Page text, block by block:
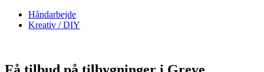
Håndarbejde
Kreativ / DIY